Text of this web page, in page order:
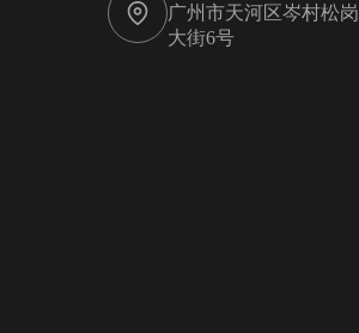
广州市天河区岑村松岗
大街6号